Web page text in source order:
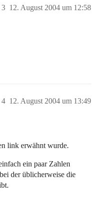
12. August 2004 um 12:58
3
12. August 2004 um 13:49
4
link erwähnt wurde.
ein paar Zahlen
der üblicherweise die